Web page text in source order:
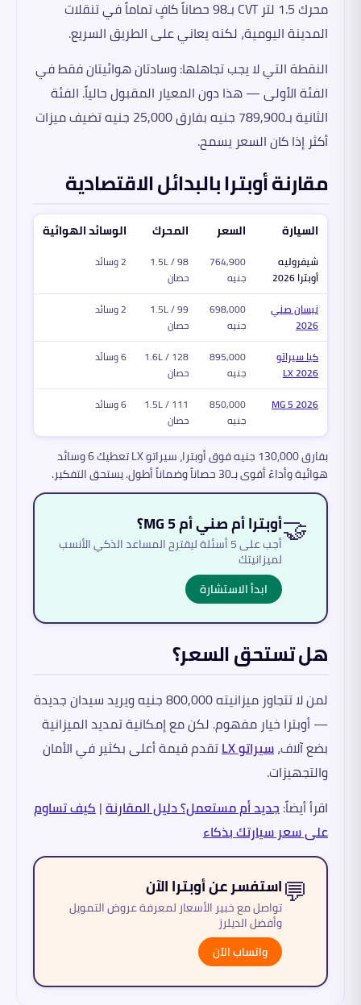
محرك 1.5 لتر CVT بـ98 حصاناً كافٍ تماماً في تنقلات
المدينة اليومية، لكنه يعاني على الطريق السريع.
النقطة التي لا يجب تجاهلها: وسادتان هوائيتان فقط في
الفئة الأولى — هذا دون المعيار المقبول حالياً. الفئة
الثانية بـ789,900 جنيه بفارق 25,000 جنيه تضيف ميزات
أكثر إذا كان السعر يسمح.
مقارنة أوبترا بالبدائل الاقتصادية
السيارة السعر المحرك الوسائد الهوائية
شيفروليه
أوبترا 2026
764,900
جنيه
1.5L / 98
حصان
2 وسائد
نيسان صني
2026
698,000
جنيه
1.5L / 99
حصان
2 وسائد
كيا سيراتو
2026 LX
895,000
جنيه
1.6L / 128
حصان
6 وسائد
MG 5 2026
850,000
جنيه
1.5L / 111
حصان
6 وسائد
بفارق 130,000 جنيه فوق أوبترا، سيراتو LX تعطيك 6 وسائد
هوائية وأداءً أقوى بـ30 حصاناً وضماناً أطول. يستحق التفكير.
🤝أوبترا أم صني أم MG 5؟
أجب على 5 أسئلة ليقترح المساعد الذكي الأنسب
لميزانيتك
ابدأ الاستشارة
هل تستحق السعر؟
لمن لا تتجاوز ميزانيته 800,000 جنيه ويريد سيدان جديدة
— أوبترا خيار مفهوم. لكن مع إمكانية تمديد الميزانية
بضع آلاف،سيراتو LX
تقدم قيمة أعلى بكثير في الأمان
والتجهيزات.
اقرأ أيضاً:جديد أم مستعمل؟ دليل المقارنة|كيف تساوم
على سعر سيارتك بذكاء
💬استفسر عن أوبترا الآن
تواصل مع خبير الأسعار لمعرفة عروض التمويل
وأفضل الديلرز
واتساب الآن